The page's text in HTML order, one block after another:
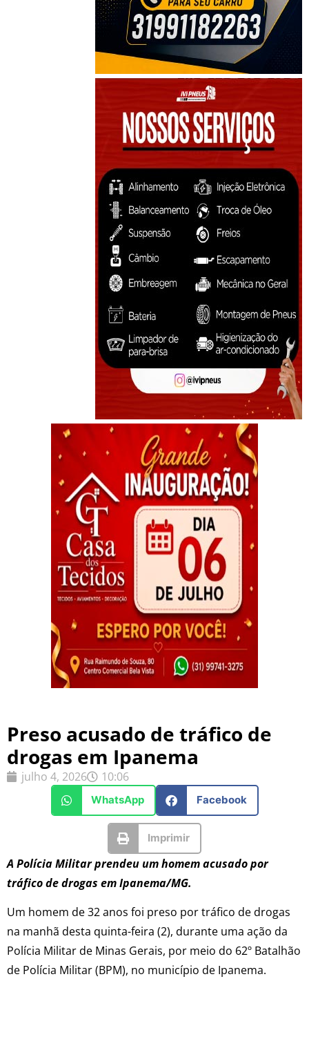
Preso acusado de tráfico de
drogas em Ipanema
julho 4, 2026 10:06
WhatsApp Facebook
Imprimir
A Polícia Militar prendeu um homem acusado por
tráfico de drogas em Ipanema/MG.
Um homem de 32 anos foi preso por tráfico de drogas
na manhã desta quinta-feira (2), durante uma ação da
Polícia Militar de Minas Gerais, por meio do 62º Batalhão
de Polícia Militar (BPM), no município de Ipanema.